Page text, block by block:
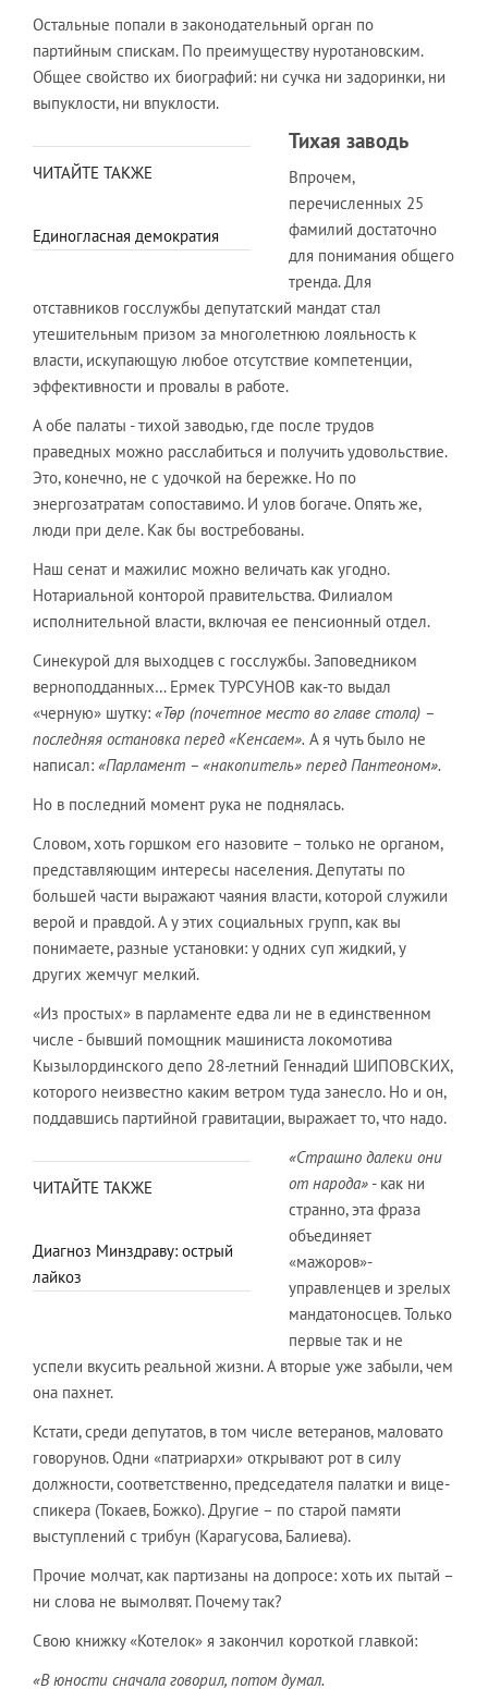
Остальные попали в законодательный орган по
партийным спискам. По преимуществу нуротановским.
Общее свойство их биографий: ни сучка ни задоринки, ни
выпуклости, ни впуклости.
ЧИТАЙТЕ ТАКЖЕ
Единогласная демократия
Тихая заводь
Впрочем,
перечисленных 25
фамилий достаточно
для понимания общего
тренда. Для
отставников госслужбы депутатский мандат стал
утешительным призом за многолетнюю лояльность к
власти, искупающую любое отсутствие компетенции,
эффективности и провалы в работе.
А обе палаты - тихой заводью, где после трудов
праведных можно расслабиться и получить удовольствие.
Это, конечно, не с удочкой на бережке. Но по
энергозатратам сопоставимо. И улов богаче. Опять же,
люди при деле. Как бы востребованы.
Наш сенат и мажилис можно величать как угодно.
Нотариальной конторой правительства. Филиалом
исполнительной власти, включая ее пенсионный отдел.
Синекурой для выходцев с госслужбы. Заповедником
верноподданных… Ермек ТУРСУНОВ как-то выдал
«черную» шутку: «Төр (почетное место во главе стола) –
последняя остановка перед «Кенсаем». А я чуть было не
написал: «Парламент – «накопитель» перед Пантеоном».
Но в последний момент рука не поднялась.
Словом, хоть горшком его назовите – только не органом,
представляющим интересы населения. Депутаты по
большей части выражают чаяния власти, которой служили
верой и правдой. А у этих социальных групп, как вы
понимаете, разные установки: у одних суп жидкий, у
других жемчуг мелкий.
«Из простых» в парламенте едва ли не в единственном
числе - бывший помощник машиниста локомотива
Кызылординского депо 28-летний Геннадий ШИПОВСКИХ,
которого неизвестно каким ветром туда занесло. Но и он,
поддавшись партийной гравитации, выражает то, что надо.
ЧИТАЙТЕ ТАКЖЕ
Диагноз Минздраву: острый
лайкоз
«Страшно далеки они
от народа» - как ни
странно, эта фраза
объединяет
«мажоров»-
управленцев и зрелых
мандатоносцев. Только
первые так и не
успели вкусить реальной жизни. А вторые уже забыли, чем
она пахнет.
Кстати, среди депутатов, в том числе ветеранов, маловато
говорунов. Одни «патриархи» открывают рот в силу
должности, соответственно, председателя палатки и вице-
спикера (Токаев, Божко). Другие – по старой памяти
выступлений с трибун (Карагусова, Балиева).
Прочие молчат, как партизаны на допросе: хоть их пытай –
ни слова не вымолвят. Почему так?
Свою книжку «Котелок» я закончил короткой главкой:
«В юности сначала говорил, потом думал.